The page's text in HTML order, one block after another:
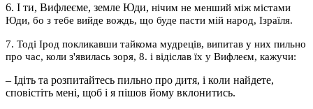
6. І ти, Вифлеєме, земле Юди, нічим не менший між містами
Юди, бо з тебе вийде вождь, що буде пасти мій народ, Ізраїля.
7. Тоді Ірод покликавши тайкома мудреців, випитав у них пильно
про час, коли з'явилась зоря, 8. і відіслав їх у Вифлеєм, кажучи:
– Ідіть та розпитайтесь пильно про дитя, і коли найдете,
сповістіть мені, щоб і я пішов йому вклонитись.